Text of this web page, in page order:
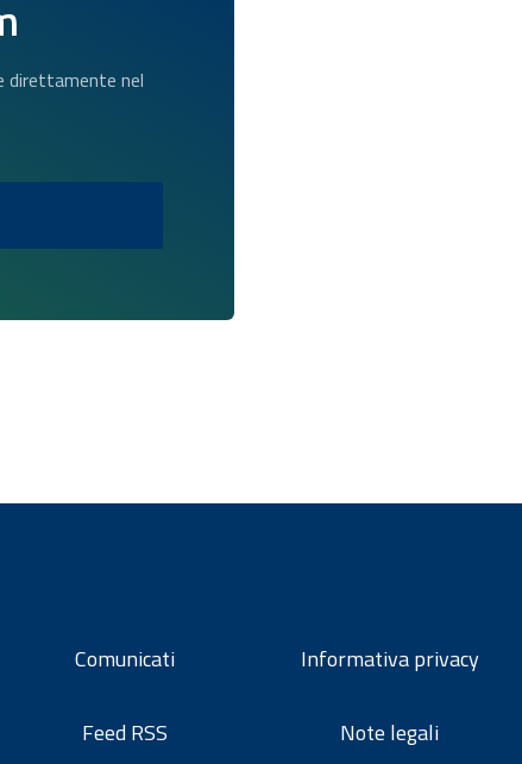
direttamente nel
Comunicati
Feed RSS
Informativa privacy
Note legali